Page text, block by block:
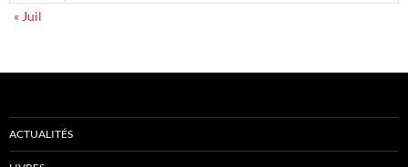
« Juil
ACTUALITÉS